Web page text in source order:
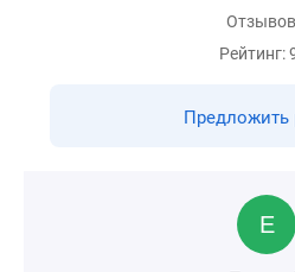
Рейтинг:
Предложить